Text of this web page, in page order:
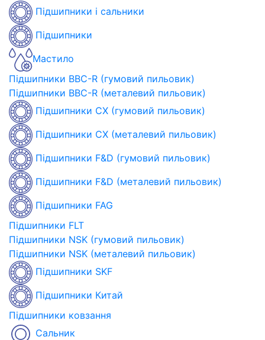
Підшипники і сальники
Підшипники
Мастило
Підшипники BBC-R (гумовий пильовик)
Підшипники BBC-R (металевий пильовик)
Підшипники CX (гумовий пильовик)
Підшипники CX (металевий пильовик)
Підшипники F&D (гумовий пильовик)
Підшипники F&D (металевий пильовик)
Підшипники FAG
Підшипники FLT
Підшипники NSK (гумовий пильовик)
Підшипники NSK (металевий пильовик)
Підшипники SKF
Підшипники Китай
Підшипники ковзання
Сальник